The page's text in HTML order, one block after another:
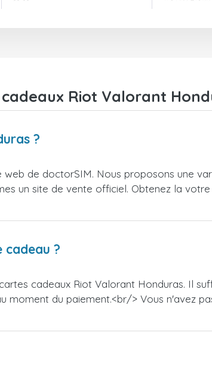
Riot Valorant
?
de doctorSIM. Nous proposons une
un site de vente officiel. Obtenez la
cadeau ?
cadeaux Riot Valorant Honduras. Il
du paiement.<br/> Vous n'avez